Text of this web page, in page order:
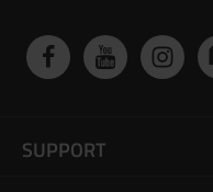
SUPPORT